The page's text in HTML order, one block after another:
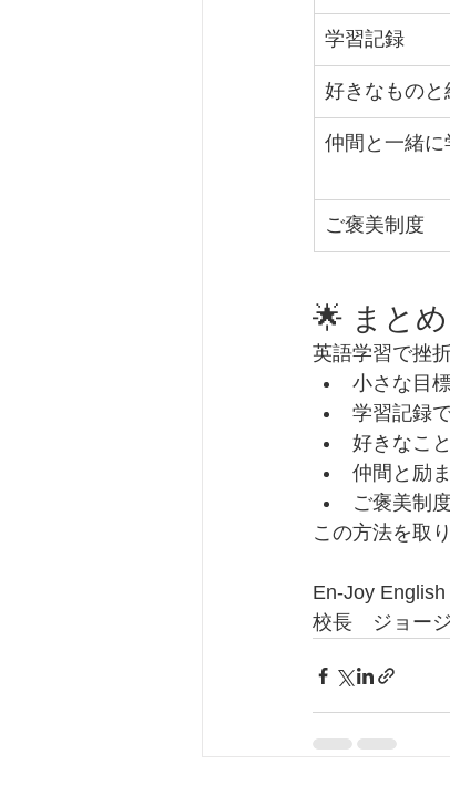
学習記録
好きなもの
仲間と一緒に
ご褒美制度
🌟 まとめ
英語学習で挫
小さな目
学習記録
好きなこ
仲間と励
ご褒美制
この方法を取
En-Joy English
校長　ジョー